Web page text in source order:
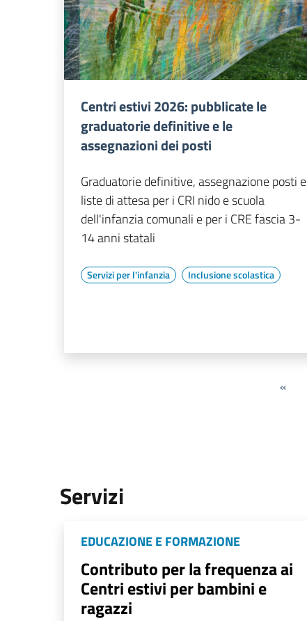
Centri estivi 2026: pubblicate le
graduatorie definitive e le
assegnazioni dei posti
Graduatorie definitive, assegnazione posti e
liste di attesa per i CRI nido e scuola
dell'infanzia comunali e per i CRE fascia 3-
14 anni statali
Servizi per l'infanzia Inclusione scolastica
«
Servizi
EDUCAZIONE E FORMAZIONE
Contributo per la frequenza ai
Centri estivi per bambini e
ragazzi